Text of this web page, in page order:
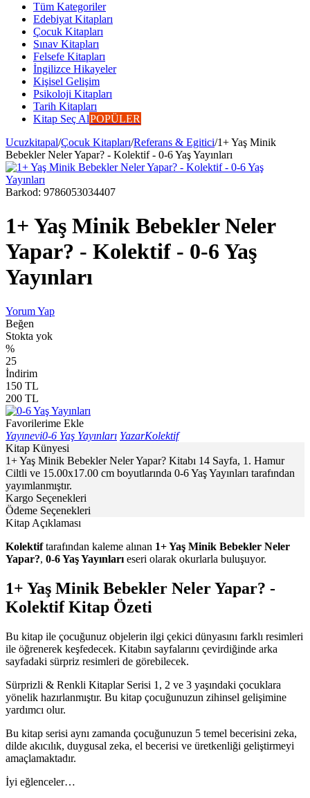
Tüm Kategoriler
Edebiyat Kitapları
Çocuk Kitapları
Sınav Kitapları
Felsefe Kitapları
İngilizce Hikayeler
Kişisel Gelişim
Psikoloji Kitapları
Tarih Kitapları
Kitap Seç AlPOPÜLER
Ucuzkitapal/Çocuk Kitapları/Referans & Egitici/1+ Yaş Minik
Bebekler Neler Yapar? - Kolektif - 0-6 Yaş Yayınları
Barkod: 9786053034407
1+ Yaş Minik Bebekler Neler
Yapar? - Kolektif - 0-6 Yaş
Yayınları
Yorum Yap
Beğen
Stokta yok
%
25
İndirim
150 TL
200 TL
Favorilerime Ekle
Yayınevi0-6 Yaş Yayınları YazarKolektif
Kitap Künyesi
1+ Yaş Minik Bebekler Neler Yapar? Kitabı 14 Sayfa, 1. Hamur
Ciltli ve 15.00x17.00 cm boyutlarında 0-6 Yaş Yayınları tarafından
yayımlanmıştır.
Kargo Seçenekleri
Ödeme Seçenekleri
Kitap Açıklaması
Kolektiftarafından kaleme alınan 1+ Yaş Minik Bebekler Neler
Yapar?, 0-6 Yaş Yayınları eseri olarak okurlarla buluşuyor.
1+ Yaş Minik Bebekler Neler Yapar? -
Kolektif Kitap Özeti
Bu kitap ile çocuğunuz objelerin ilgi çekici dünyasını farklı resimleri
ile öğrenerek keşfedecek. Kitabın sayfalarını çevirdiğinde arka
sayfadaki sürpriz resimleri de görebilecek.
Sürprizli & Renkli Kitaplar Serisi 1, 2 ve 3 yaşındaki çocuklara
yönelik hazırlanmıştır. Bu kitap çocuğunuzun zihinsel gelişimine
yardımcı olur.
Bu kitap serisi aynı zamanda çocuğunuzun 5 temel becerisini zeka,
dilde akıcılık, duygusal zeka, el becerisi ve üretkenliği geliştirmeyi
amaçlamaktadır.
İyi eğlenceler…